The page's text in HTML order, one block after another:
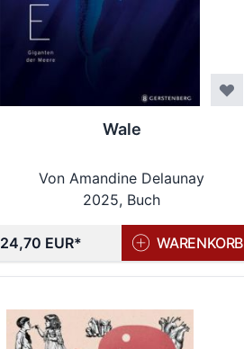
Wale
Von Amandine Delaunay
2025, Buch
24,70 EUR WARENKORB